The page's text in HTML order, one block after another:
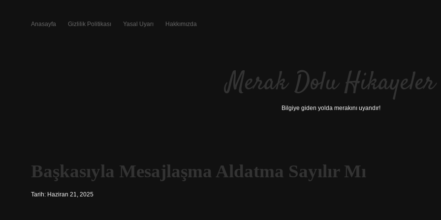
Anasayfa Gizlilik Politikası Yasal Uyarı Hakkımızda
Merak Dolu Hikayeler
Bilgiye giden yolda merakını uyandır!
Başkasıyla Mesajlaşma Aldatma Sayılır Mı
Tarih: Haziran 21, 2025